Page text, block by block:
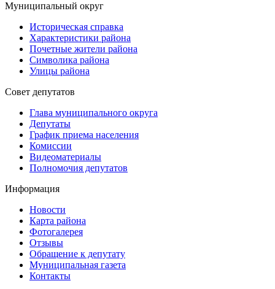
Муниципальный округ
Историческая справка
Характеристики района
Почетные жители района
Символика района
Улицы района
Совет депутатов
Глава муниципального округа
Депутаты
График приема населения
Комиссии
Видеоматериалы
Полномочия депутатов
Информация
Новости
Карта района
Фотогалерея
Отзывы
Обращение к депутату
Муниципальная газета
Контакты